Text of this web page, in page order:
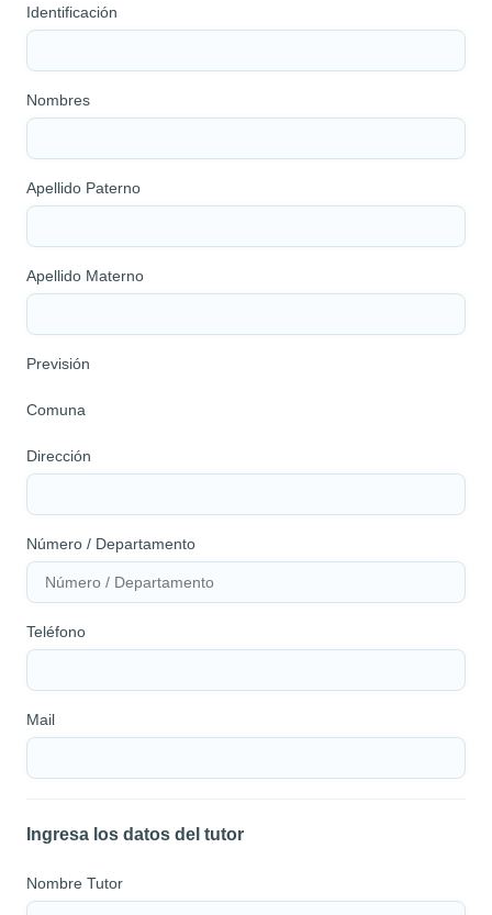
Identificación
Nombres
Apellido Paterno
Apellido Materno
Previsión
Comuna
Dirección
Número / Departamento
Teléfono
Mail
Ingresa los datos del tutor
Nombre Tutor